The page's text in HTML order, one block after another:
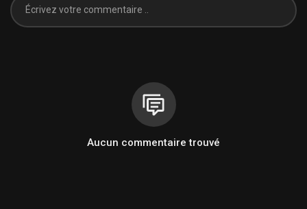
Aucun commentaire trouvé